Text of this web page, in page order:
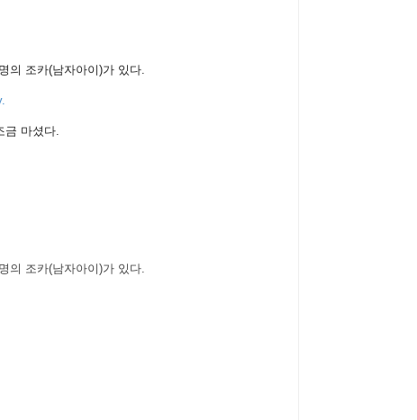
의 조카(남자아이)가 있다.
금 마셨다.
의 조카(남자아이)가 있다.